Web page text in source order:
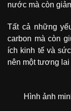
nước mà còn
Tất cả những
carbon mà còn
ích kinh tế và
nên một tương
Hình ảnh